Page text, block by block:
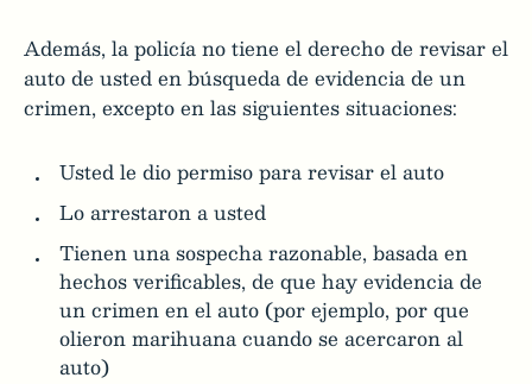
Además, la policía no tiene el derecho de revisar el
auto de usted en búsqueda de evidencia de un
crimen, excepto en las siguientes situaciones:
Usted le dio permiso para revisar el auto
Lo arrestaron a usted
Tienen una sospecha razonable, basada en
hechos verificables, de que hay evidencia de
un crimen en el auto (por ejemplo, por que
olieron marihuana cuando se acercaron al
auto)